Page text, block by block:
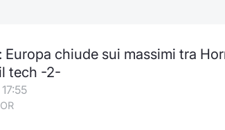
Europa chiude sui massimi tra
tech -2-